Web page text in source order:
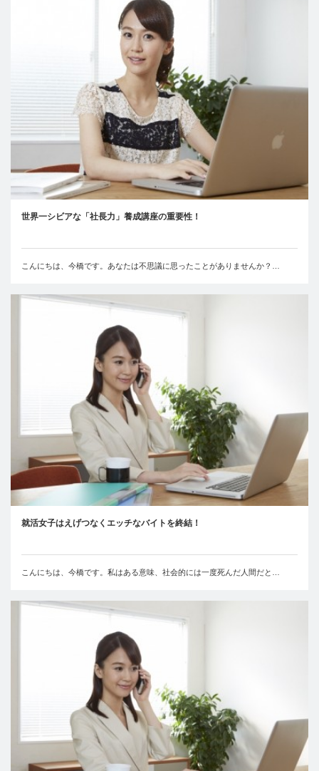
世界一シビアな「社長力」養成講座の重要性！
こんにちは、今橋です。あなたは不思議に思ったことがありませんか？…
就活女子はえげつなくエッチなバイトを終結！
こんにちは、今橋です。私はある意味、社会的には一度死んだ人間だと…